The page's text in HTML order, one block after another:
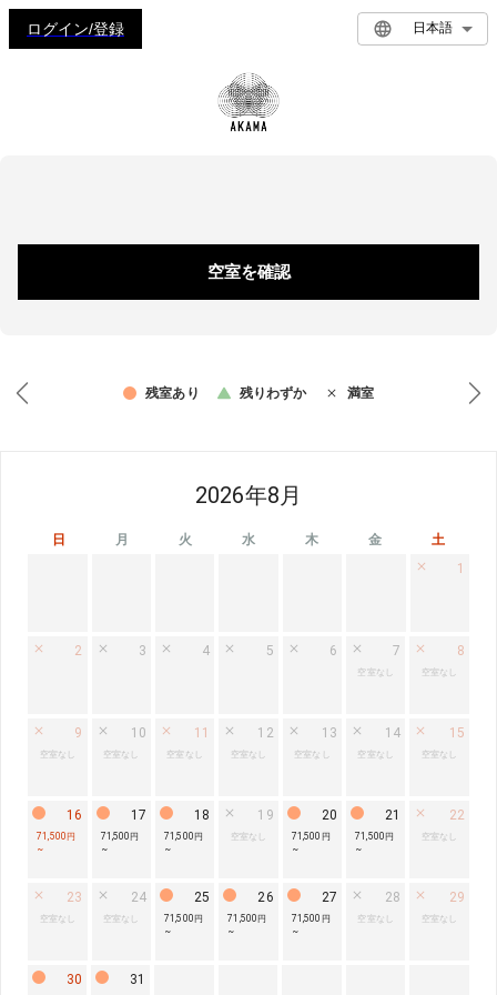
ログイン/登録 日本語
空室を確認
残室あり 残りわずか 満室
2026年8月
日 月 火 水 木 金
土
1
2 3 4 5 6 7
空室なし
8
空室なし
9
空室なし
10
空室なし
11
空室なし
12
空室なし
13
空室なし
14
空室なし
15
空室なし
16
71,500円
~
17
71,500円
~
18
71,500円
~
19
空室なし
20
71,500円
~
21
71,500円
~
22
空室なし
23
空室なし
24
空室なし
25
71,500円
~
26
71,500円
~
27
71,500円
~
28
空室なし
29
空室なし
30 31